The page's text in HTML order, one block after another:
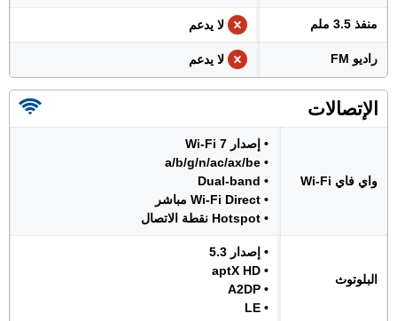
منفذ 3.5 ملم لا يدعم
راديو FM لا يدعم
الإتصالات
واي فاي Wi-Fi
• إصدار Wi-Fi 7
• a/b/g/n/ac/ax/be
• Dual-band
• Wi-Fi Direct مباشر
• Hotspot نقطة الاتصال
البلوتوث
• إصدار 5.3
• aptX HD
• A2DP
• LE